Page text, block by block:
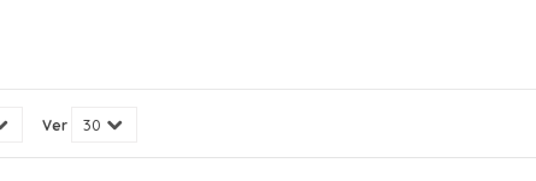
Ver